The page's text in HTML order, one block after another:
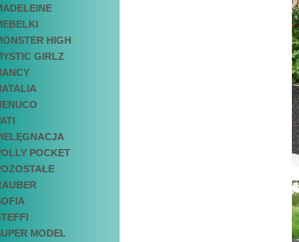
HIGH
GIRLZ
POCKET
MODEL